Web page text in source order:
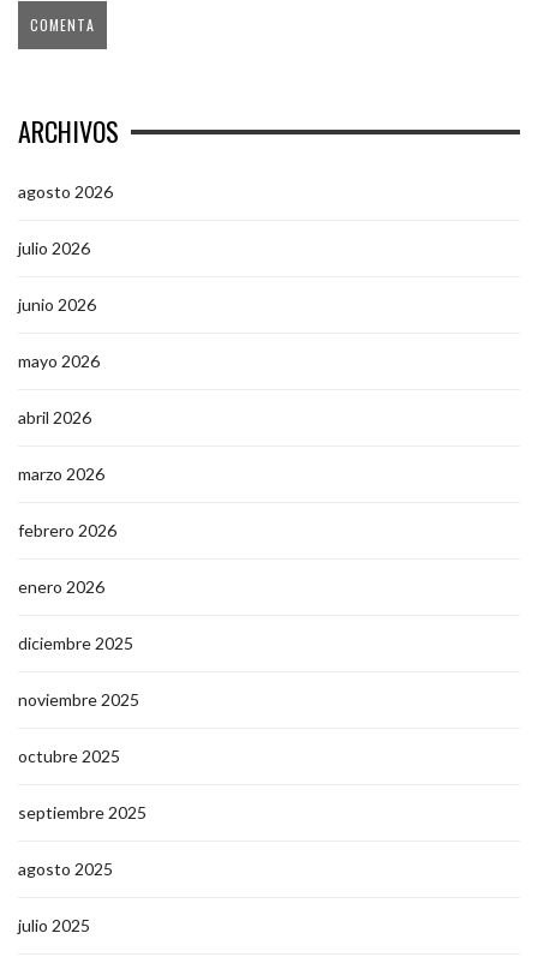
ARCHIVOS
agosto 2026
julio 2026
junio 2026
mayo 2026
abril 2026
marzo 2026
febrero 2026
enero 2026
diciembre 2025
noviembre 2025
octubre 2025
septiembre 2025
agosto 2025
julio 2025